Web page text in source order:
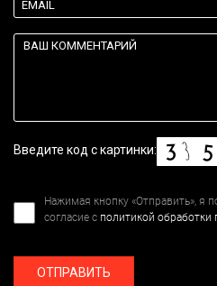
Введите код с картинки:
Нажимая кнопку «Отправить», я
согласие с политикой
ОТПРАВИТЬ